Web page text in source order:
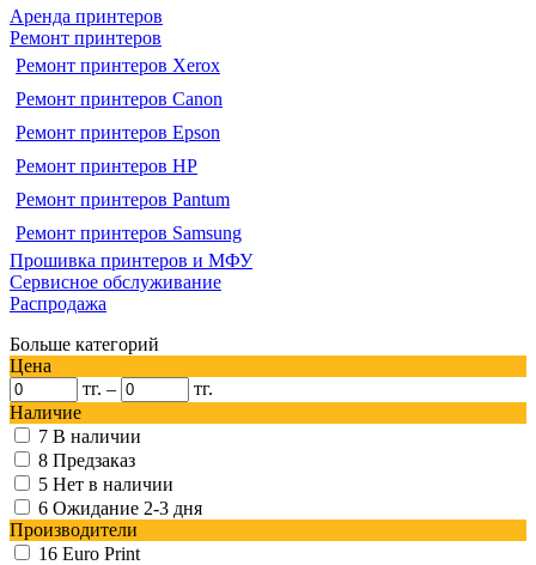
Аренда принтеров
Ремонт принтеров
Ремонт принтеров Xerox
Ремонт принтеров Canon
Ремонт принтеров Epson
Ремонт принтеров HP
Ремонт принтеров Pantum
Ремонт принтеров Samsung
Прошивка принтеров и МФУ
Сервисное обслуживание
Распродажа
Больше категорий
Цена
тг. –
тг.
Наличие
7 В наличии
8 Предзаказ
5 Нет в наличии
6 Ожидание 2-3 дня
Производители
16 Euro Print